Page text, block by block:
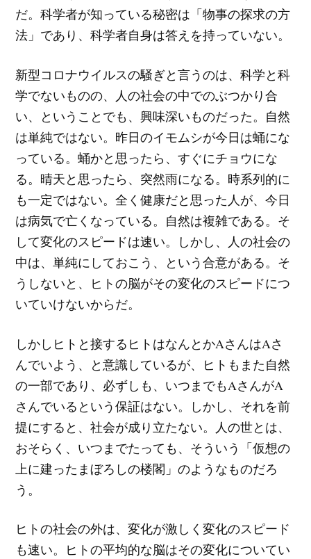
だ。科学者が知っている秘密は「物事の探求の方
法」であり、科学者自身は答えを持っていない。
新型コロナウイルスの騒ぎと言うのは、科学と科
学でないものの、人の社会の中でのぶつかり合
い、ということでも、興味深いものだった。自然
は単純ではない。昨日のイモムシが今日は蛹にな
っている。蛹かと思ったら、すぐにチョウにな
る。晴天と思ったら、突然雨になる。時系列的に
も一定ではない。全く健康だと思った人が、今日
は病気で亡くなっている。自然は複雑である。そ
して変化のスピードは速い。しかし、人の社会の
中は、単純にしておこう、という合意がある。そ
うしないと、ヒトの脳がその変化のスピードにつ
いていけないからだ。
しかしヒトと接するヒトはなんとかAさんはAさ
んでいよう、と意識しているが、ヒトもまた自然
の一部であり、必ずしも、いつまでもAさんがA
さんでいるという保証はない。しかし、それを前
提にすると、社会が成り立たない。人の世とは、
おそらく、いつまでたっても、そういう「仮想の
上に建ったまぼろしの楼閣」のようなものだろ
う。
ヒトの社会の外は、変化が激しく変化のスピード
も速い。ヒトの平均的な脳はその変化についてい